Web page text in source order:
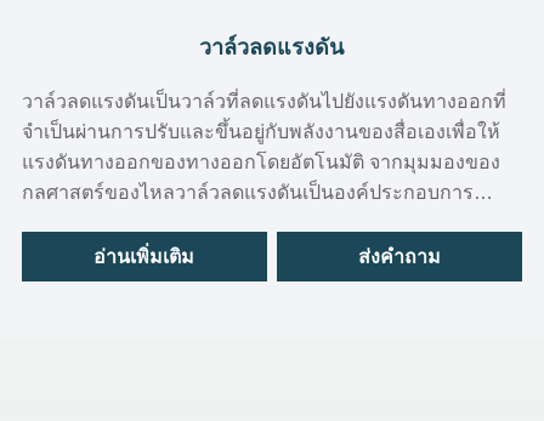
วาล์วลดแรงดัน
วาล์วลดแรงดันเป็นวาล์วที่ลดแรงดันไปยังแรงดันทางออกที่
จำเป็นผ่านการปรับและขึ้นอยู่กับพลังงานของสื่อเองเพื่อให้
แรงดันทางออกของทางออกโดยอัตโนมัติ จากมุมมองของ
กลศาสตร์ของไหลวาล์วลดแรงดันเป็นองค์ประกอบการ
อ่านเพิ่มเติม
ส่งคำถาม